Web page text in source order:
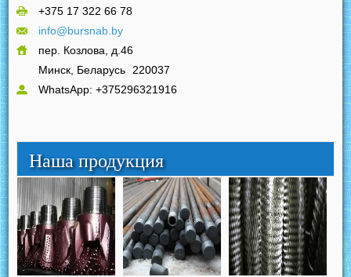
+375 17 322 66 78
info@bursnab.by
пер. Козлова, д.46
Минск, Беларусь 220037
WhatsApp: +375296321916
Наша продукция